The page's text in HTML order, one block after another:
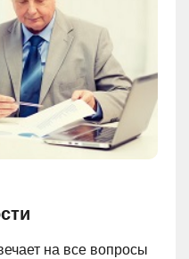
на все вопросы